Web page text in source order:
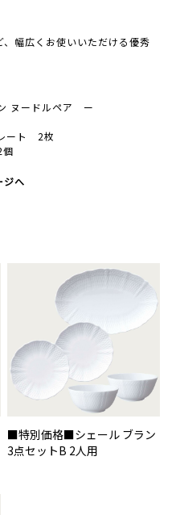
幅広くお使いいただける優秀
ヌードルペア ー
ート 2枚
ジへ
■特別価格■シェール ブラン
3点セットB 2人用